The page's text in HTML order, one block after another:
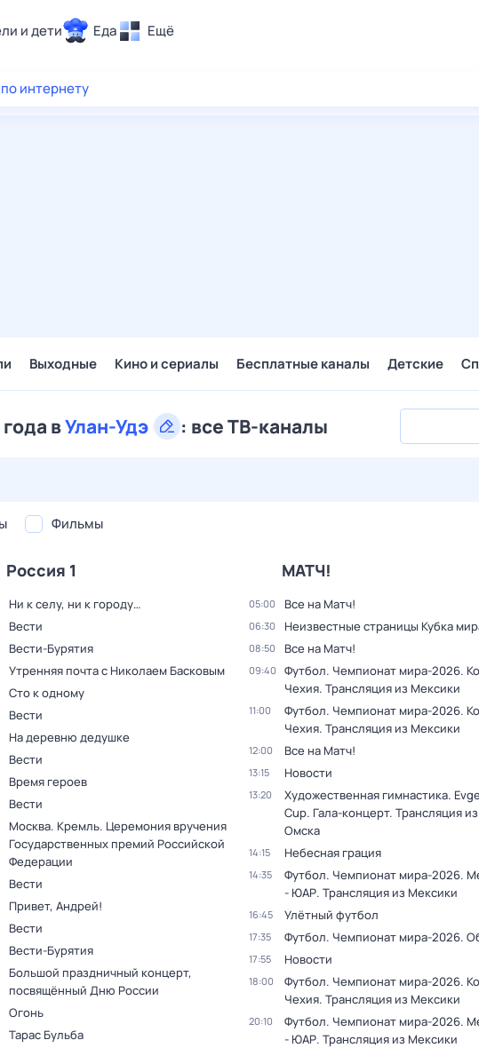
и дети Еда Ещё
интернету
Выходные Кино и сериалы Бесплатные каналы Детские
вУлан-Удэ : все ТВ-каналы
Фильмы
Россия 1
Ни к селу, ни к городу…
Вести
Вести-Бурятия
Утренняя почта с Николаем Басковым
Сто к одному
Вести
На деревню дедушке
Вести
Время героев
Вести
Москва. Кремль. Церемония вручения
Государственных премий Российской
Федерации
Вести
Привет, Андрей!
Вести
Вести-Бурятия
Большой праздничный концерт,
посвящённый Дню России
Огонь
Тарас Бульба
МАТЧ!
05:00 Все на Матч!
06:30 Неизвестные страницы Кубка
08:50 Все на Матч!
09:40
Футбол. Чемпионат мира-2026.
Чехия. Трансляция из Мексики
11:00
Футбол. Чемпионат мира-2026.
Чехия. Трансляция из Мексики
12:00 Все на Матч!
13:15 Новости
13:20
Художественная гимнастика.
Cup. Гала-концерт. Трансляция из
Омска
14:15 Небесная грация
14:35
Футбол. Чемпионат мира-2026.
- ЮАР. Трансляция из Мексики
16:45 Улётный футбол
17:35 Футбол. Чемпионат мира-2026.
17:55 Новости
18:00
Футбол. Чемпионат мира-2026.
Чехия. Трансляция из Мексики
20:10
Футбол. Чемпионат мира-2026.
- ЮАР. Трансляция из Мексики